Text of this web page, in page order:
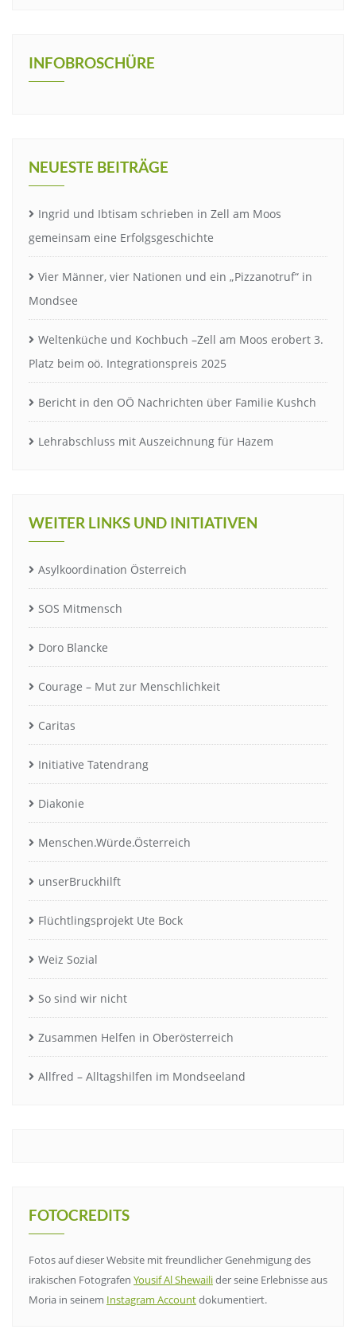
INFOBROSCHÜRE
NEUESTE BEITRÄGE
Ingrid und Ibtisam schrieben in Zell am Moos
gemeinsam eine Erfolgsgeschichte
Vier Männer, vier Nationen und ein „Pizzanotruf“ in
Mondsee
Weltenküche und Kochbuch –Zell am Moos erobert 3.
Platz beim oö. Integrationspreis 2025
Bericht in den OÖ Nachrichten über Familie Kushch
Lehrabschluss mit Auszeichnung für Hazem
WEITER LINKS UND INITIATIVEN
Asylkoordination Österreich
SOS Mitmensch
Doro Blancke
Courage – Mut zur Menschlichkeit
Caritas
Initiative Tatendrang
Diakonie
Menschen.Würde.Österreich
unserBruckhilft
Flüchtlingsprojekt Ute Bock
Weiz Sozial
So sind wir nicht
Zusammen Helfen in Oberösterreich
Allfred – Alltagshilfen im Mondseeland
FOTOCREDITS
Fotos auf dieser Website mit freundlicher Genehmigung des
irakischen Fotografen Yousif Al Shewailider seine Erlebnisse aus
Moria in seinem Instagram Accountdokumentiert.